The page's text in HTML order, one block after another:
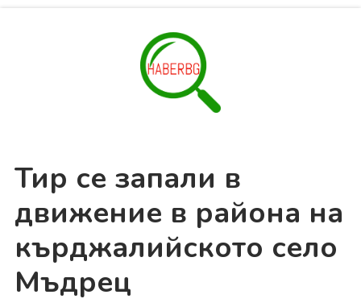
Тир се запали в
движение в района на
кърджалийското село
Мъдрец